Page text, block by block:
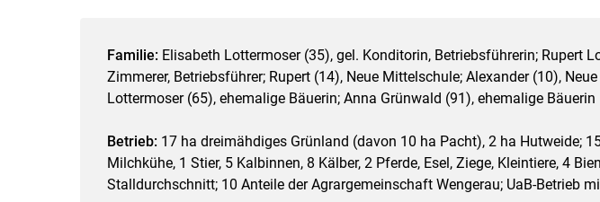
Familie: Elisabeth Lottermoser (35), gel. Konditorin, Betriebsführerin; Rupert
Zimmerer, Betriebsführer; Rupert (14), Neue Mittelschule; Alexander (10),
Lottermoser (65), ehemalige Bäuerin; Anna Grünwald (91), ehemalige Bäuerin
Betrieb: 17 ha dreimähdiges Grünland (davon 10 ha Pacht), 2 ha Hutweide;
Milchkühe, 1 Stier, 5 Kalbinnen, 8 Kälber, 2 Pferde, Esel, Ziege, Kleintiere, 4
Stalldurchschnitt; 10 Anteile der Agrargemeinschaft Wengerau; UaB-Betrieb